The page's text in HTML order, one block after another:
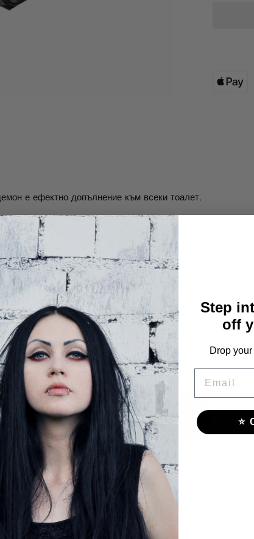
е ефектно допълнение към всеки тоалет.
СЪЩО МОЖЕ ДА ВИ
ПРЪСТЕН
СИН КАМЪК
$59.00
ГОТИЧЕСКИ ПРЪСТЕН
ДЕМОН С ЧЕРВЕН КАМЪК
Step
off
Drop
⭐